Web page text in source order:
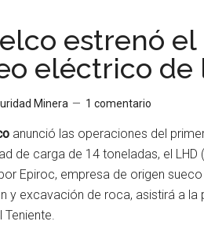
estrenó
eléctrico de
Minera 1 comentario
anunció las operaciones del
de carga de 14 toneladas, el LHD
Epiroc, empresa de origen
y excavación de roca, asistirá a la
Teniente.